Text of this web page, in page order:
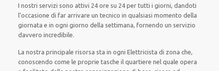
I nostri servizi sono attivi 24 ore su 24pertutti i giorni, dandoti
l’occasione di far arrivare untecnico inqualsiasi momento della
giornata e inogni giorno della settimana, fornendo un servizio
davvero incredibile.
La nostra principale risorsa sta in ogni Elettricista di zona che,
conoscendo come le proprie tasche il quartiere nel quale opera